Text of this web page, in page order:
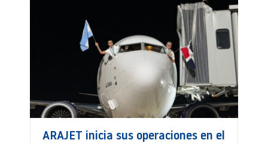
ARAJET inicia sus operaciones en el